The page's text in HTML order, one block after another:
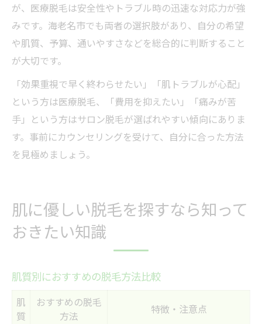
が、医療脱毛は安全性やトラブル時の迅速な対応力が強
みです。海老名市でも両者の選択肢があり、自分の希望
や肌質、予算、通いやすさなどを総合的に判断すること
が大切です。
「効果重視で早く終わらせたい」「肌トラブルが心配」
という方は医療脱毛、「費用を抑えたい」「痛みが苦
手」という方はサロン脱毛が選ばれやすい傾向にありま
す。事前にカウンセリングを受けて、自分に合った方法
を見極めましょう。
肌に優しい脱毛を探すなら知って
おきたい知識
肌質別におすすめの脱毛方法比較
肌
質
おすすめの脱毛
方法
特徴・注意点